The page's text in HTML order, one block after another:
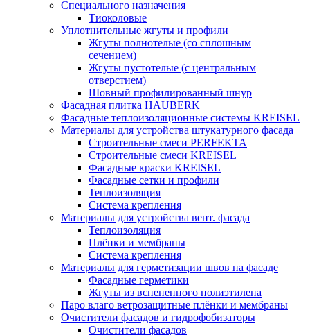
Специального назначения
Тиоколовые
Уплотнительные жгуты и профили
Жгуты полнотелые (со сплошным
сечением)
Жгуты пустотелые (с центральным
отверстием)
Шовный профилированный шнур
Фасадная плитка HAUBERK
Фасадные теплоизоляционные системы KREISEL
Материалы для устройства штукатурного фасада
Строительные смеси PERFEKTA
Строительные смеси KREISEL
Фасадные краски KREISEL
Фасадные сетки и профили
Теплоизоляция
Система крепления
Материалы для устройства вент. фасада
Теплоизоляция
Плёнки и мембраны
Система крепления
Материалы для герметизации швов на фасаде
Фасадные герметики
Жгуты из вспененного полиэтилена
Паро влаго ветрозащитные плёнки и мембраны
Очистители фасадов и гидрофобизаторы
Очистители фасадов